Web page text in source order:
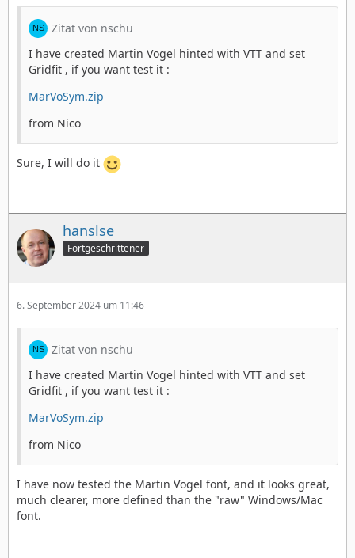
Zitat von nschu
I have created Martin Vogel hinted with VTT and set
Gridfit , if you want test it :
MarVoSym.zip
from Nico
Sure, I will do it
hanslse
Fortgeschrittener
6. September 2024 um 11:46
Zitat von nschu
I have created Martin Vogel hinted with VTT and set
Gridfit , if you want test it :
MarVoSym.zip
from Nico
I have now tested the Martin Vogel font, and it looks great,
much clearer, more defined than the "raw" Windows/Mac
font.